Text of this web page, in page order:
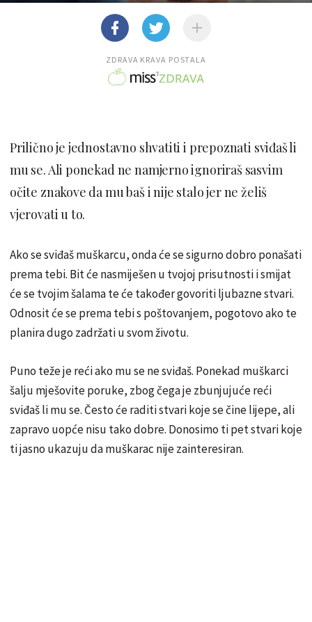
ZDRAVA KRAVA POSTALA
Prilično je jednostavno shvatiti i prepoznati sviđaš li
mu se. Ali ponekad ne namjerno ignoriraš sasvim
očite znakove da mu baš i nije stalo jer ne želiš
vjerovati u to.
Ako se sviđaš muškarcu, onda će se sigurno dobro ponašati
prema tebi. Bit će nasmiješen u tvojoj prisutnosti i smijat
će se tvojim šalama te će također govoriti ljubazne stvari.
Odnosit će se prema tebi s poštovanjem, pogotovo ako te
planira dugo zadržati u svom životu.
Puno teže je reći ako mu se ne sviđaš. Ponekad muškarci
šalju mješovite poruke, zbog čega je zbunjujuće reći
sviđaš li mu se. Često će raditi stvari koje se čine lijepe, ali
zapravo uopće nisu tako dobre. Donosimo ti pet stvari koje
ti jasno ukazuju da muškarac nije zainteresiran.